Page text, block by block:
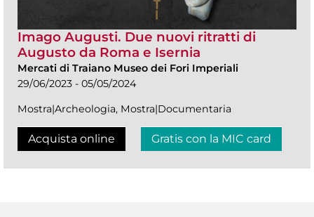
Imago Augusti. Due nuovi ritratti di
Augusto da Roma e Isernia
Mercati di Traiano Museo dei Fori Imperiali
29/06/2023 - 05/05/2024
Mostra|Archeologia, Mostra|Documentaria
Acquista online Gratis con la MIC card